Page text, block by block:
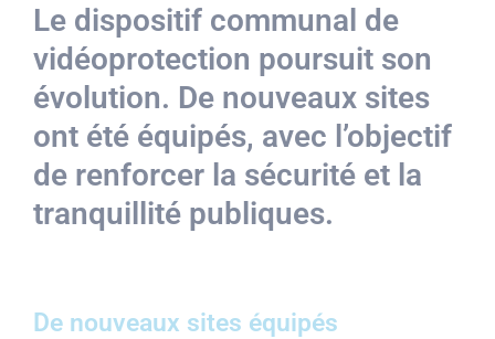
Le dispositif communal de
vidéoprotection poursuit son
évolution. De nouveaux sites
ont été équipés, avec l’objectif
de renforcer la sécurité et la
tranquillité publiques.
De nouveaux sites équipés